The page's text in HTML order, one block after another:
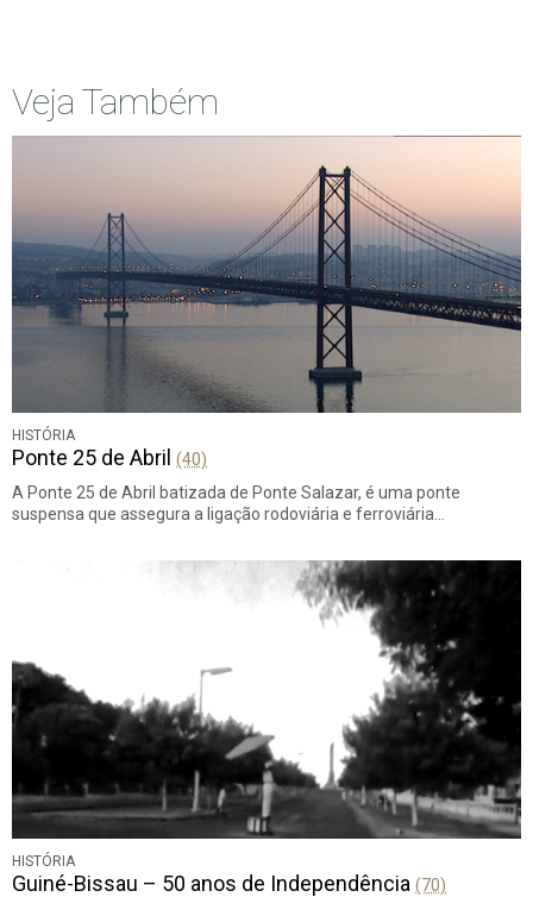
Veja Também
HISTÓRIA
Ponte 25 de Abril (40)
A Ponte 25 de Abril batizada de Ponte Salazar, é uma ponte
suspensa que assegura a ligação rodoviária e ferroviária…
HISTÓRIA
Guiné-Bissau – 50 anos de Independência (70)